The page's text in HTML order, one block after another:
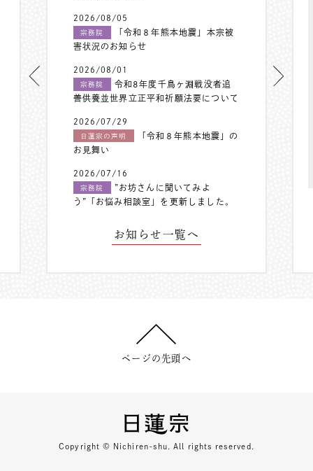
2026/08/05
宗務院
「令和８年熊本地震」本宗被
害状況のお知らせ
2026/08/01
宗務院
令和8年度千鳥ヶ淵戦没者追
善供養並世界立正平和祈願法要について
2026/07/29
日蓮宗の声明
「令和８年熊本地震」の
お見舞い
2026/07/16
宗務院
”お坊さんに聞いてみよ
う”「お悩み相談室」を更新しました。
お知らせ一覧へ
ページの先頭へ
Copyright © Nichiren-shu. All rights reserved.